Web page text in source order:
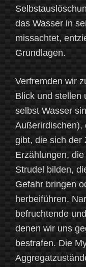
das Wasser in
missachtet,
Grundlagen.
Verfremden wir
Blick und stellen
selbst Wasser
Außerirdischen),
gibt, die sich der
Erzählungen,
Strudel bilden,
Gefahr bringen
herbeiführen.
befruchtende
denen wir uns
bestrafen. Die